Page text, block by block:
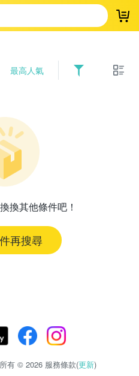
登
最高人氣
換其他條件吧！
再搜尋
有 © 2026 服務條款(更新)